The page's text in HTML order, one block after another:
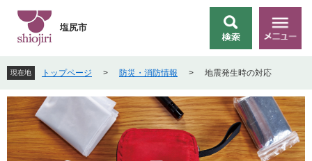
先
頭
で
す
。
を
飛
ば
し
て
本
文
索
メ
ニ
ー
塩尻市
現在地 トップページ > 防災・消防情報 > 地震発生時の対応